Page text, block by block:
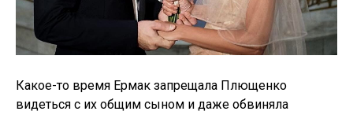
Какое-то время Ермак запрещала Плющенко
видеться с их общим сыном и даже обвиняла